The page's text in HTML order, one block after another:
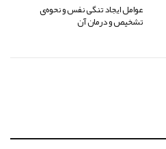
عوامل ایجاد تنگی نفس و نحوه‌ی
تشخیص و درمان آن